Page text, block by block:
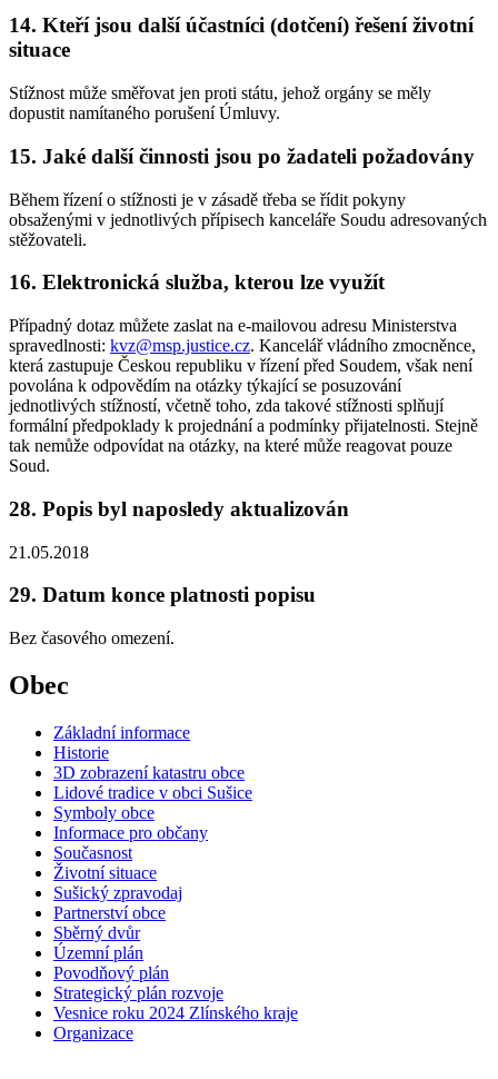
14. Kteří jsou další účastníci (dotčení) řešení životní
situace
Stížnost může směřovat jen proti státu, jehož orgány se měly
dopustit namítaného porušení Úmluvy.
15. Jaké další činnosti jsou po žadateli požadovány
Během řízení o stížnosti je v zásadě třeba se řídit pokyny
obsaženými v jednotlivých přípisech kanceláře Soudu adresovaných
stěžovateli.
16. Elektronická služba, kterou lze využít
Případný dotaz můžete zaslat na e-mailovou adresu Ministerstva
spravedlnosti: kvz@msp.justice.cz. Kancelář vládního zmocněnce,
která zastupuje Českou republiku v řízení před Soudem, však není
povolána k odpovědím na otázky týkající se posuzování
jednotlivých stížností, včetně toho, zda takové stížnosti splňují
formální předpoklady k projednání a podmínky přijatelnosti. Stejně
tak nemůže odpovídat na otázky, na které může reagovat pouze
Soud.
28. Popis byl naposledy aktualizován
21.05.2018
29. Datum konce platnosti popisu
Bez časového omezení.
Obec
Základní informace
Historie
3D zobrazení katastru obce
Lidové tradice v obci Sušice
Symboly obce
Informace pro občany
Současnost
Životní situace
Sušický zpravodaj
Partnerství obce
Sběrný dvůr
Územní plán
Povodňový plán
Strategický plán rozvoje
Vesnice roku 2024 Zlínského kraje
Organizace